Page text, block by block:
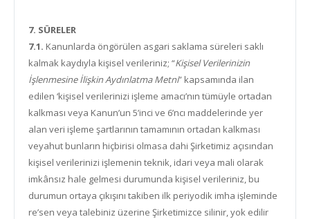
7. SÜRELER
7.1. Kanunlarda öngörülen asgari saklama süreleri saklı
kalmak kaydıyla kişisel verileriniz; “Kişisel Verilerinizin
İşlenmesine İlişkin Aydınlatma Metni” kapsamında ilan
edilen ‘kişisel verilerinizi işleme amacı’nın tümüyle ortadan
kalkması veya Kanun’un 5’inci ve 6’ncı maddelerinde yer
alan veri işleme şartlarının tamamının ortadan kalkması
veyahut bunların hiçbirisi olmasa dahi Şirketimiz açısından
kişisel verilerinizi işlemenin teknik, idari veya mali olarak
imkânsız hale gelmesi durumunda kişisel verileriniz, bu
durumun ortaya çıkışını takiben ilk periyodik imha işleminde
re’sen veya talebiniz üzerine Şirketimizce silinir, yok edilir